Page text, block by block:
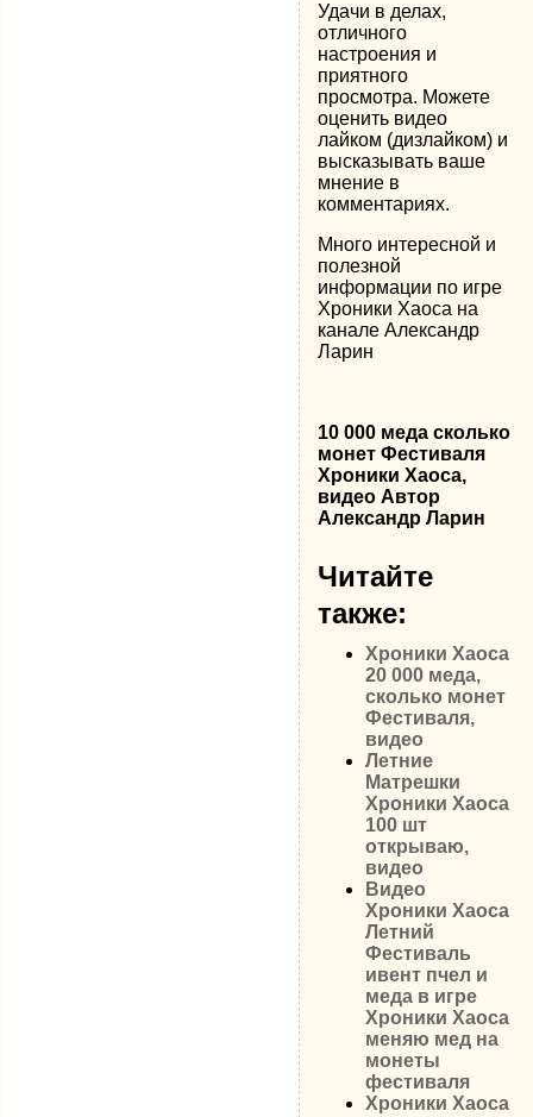
Удачи в делах,
отличного
настроения и
приятного
просмотра. Можете
оценить видео
лайком (дизлайком) и
высказывать ваше
мнение в
комментариях.
Много интересной и
полезной
информации по игре
Хроники Хаоса на
канале Александр
Ларин
10 000 меда сколько
монет Фестиваля
Хроники Хаоса,
видео Автор
Александр Ларин
Читайте
также:
Хроники Хаоса
20 000 меда,
сколько монет
Фестиваля,
видео
Летние
Матрешки
Хроники Хаоса
100 шт
открываю,
видео
Видео
Хроники Хаоса
Летний
Фестиваль
ивент пчел и
меда в игре
Хроники Хаоса
меняю мед на
монеты
фестиваля
Хроники Хаоса